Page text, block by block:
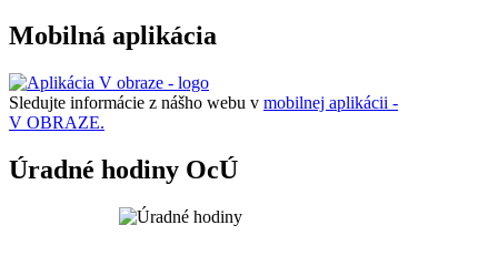
Mobilná aplikácia
Sledujte informácie z nášho webu v mobilnej aplikácii -
V OBRAZE.
Úradné hodiny OcÚ